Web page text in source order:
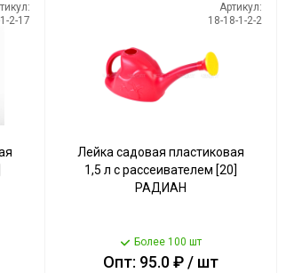
2-17
Артикул:
18-18-1-2-2
Лейка садовая пластиковая
1,5 л с рассеивателем [20]
РАДИАН
Более 100 шт
Опт: 95.0 ₽ / шт